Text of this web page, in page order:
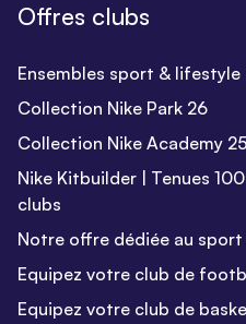
Offres clubs
Ensembles sport &
Collection Nike Park 26
Collection Nike Academy 25
Nike Kitbuilder | Tenues
clubs
Notre offre dédiée au
Equipez votre club de
Equipez votre club de